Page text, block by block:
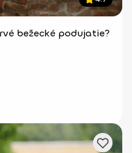
bežecké podujatie?